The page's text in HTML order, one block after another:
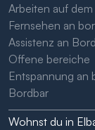
Arbeiten auf
Fernsehen an
Assistenz an Bord
Offene bereiche
Entspannung an
Bordbar
Wohnst du in